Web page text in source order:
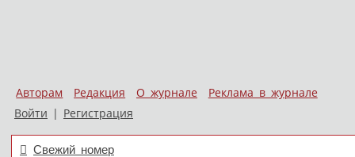
Авторам Редакция О журнале
Реклама в журнале
Войти | Регистрация
Свежий номер